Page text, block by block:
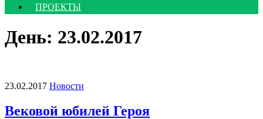
ПРОЕКТЫ
День: 23.02.2017
23.02.2017 Новости
Вековой юбилей Героя